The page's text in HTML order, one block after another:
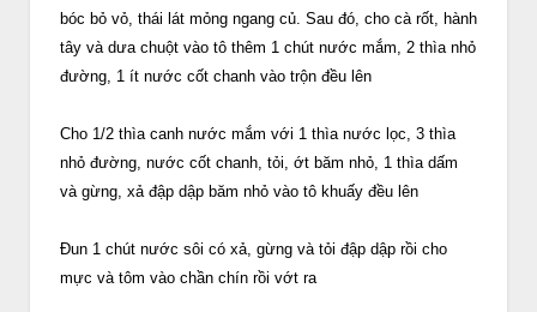
bóc bỏ vỏ, thái lát mỏng ngang củ. Sau đó, cho cà rốt, hành
tây và dưa chuột vào tô thêm 1 chút nước mắm, 2 thìa nhỏ
đường, 1 ít nước cốt chanh vào trộn đều lên
Cho 1/2 thìa canh nước mắm với 1 thìa nước lọc, 3 thìa
nhỏ đường, nước cốt chanh, tỏi, ớt băm nhỏ, 1 thìa dấm
và gừng, xả đập dập băm nhỏ vào tô khuấy đều lên
Đun 1 chút nước sôi có xả, gừng và tỏi đập dập rồi cho
mực và tôm vào chần chín rồi vớt ra